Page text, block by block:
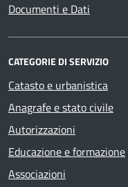
Documenti e Dati
CATEGORIE DI SERVIZIO
Catasto e urbanistica
Anagrafe e stato civile
Autorizzazioni
Educazione e formazione
Associazioni